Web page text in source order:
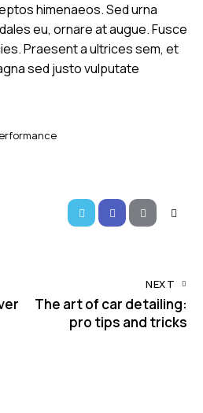
himenaeos. Sed urna
eu, ornare at augue. Fusce
Praesent a ultrices sem, et
sed justo vulputate
NEXT
The art of car detailing:
pro tips and tricks